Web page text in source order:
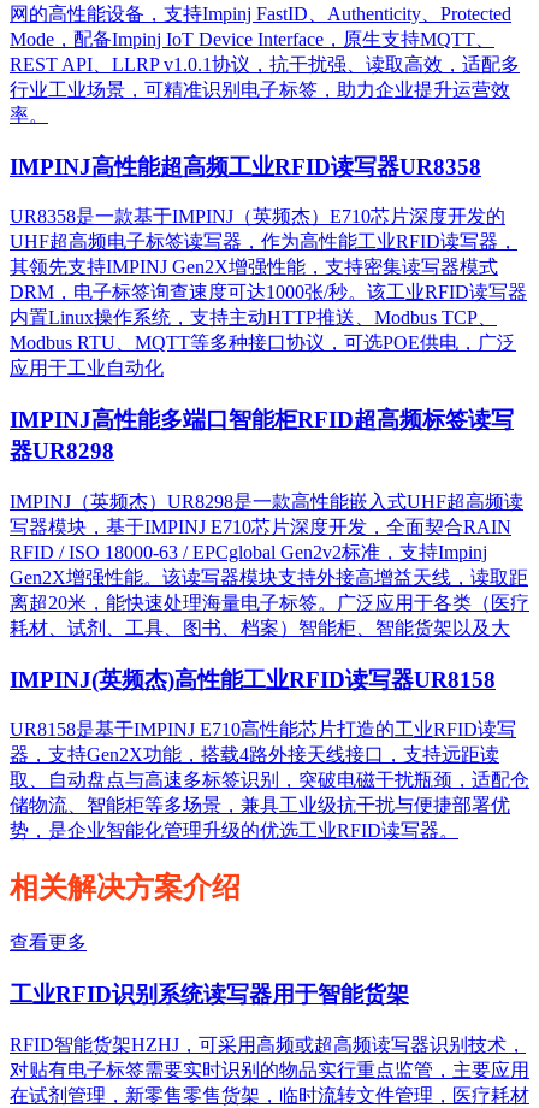
网的高性能设备，支持Impinj FastID、Authenticity、Protected
Mode，配备Impinj IoT Device Interface，原生支持MQTT、
REST API、LLRP v1.0.1协议，抗干扰强、读取高效，适配多
行业工业场景，可精准识别电子标签，助力企业提升运营效
率。
IMPINJ高性能超高频工业RFID读写器UR8358
UR8358是一款基于IMPINJ（英频杰）E710芯片深度开发的
UHF超高频电子标签读写器，作为高性能工业RFID读写器，
其领先支持IMPINJ Gen2X增强性能，支持密集读写器模式
DRM，电子标签询查速度可达1000张/秒。该工业RFID读写器
内置Linux操作系统，支持主动HTTP推送、Modbus TCP、
Modbus RTU、MQTT等多种接口协议，可选POE供电，广泛
应用于工业自动化
IMPINJ高性能多端口智能柜RFID超高频标签读写
器UR8298
IMPINJ（英频杰）UR8298是一款高性能嵌入式UHF超高频读
写器模块，基于IMPINJ E710芯片深度开发，全面契合RAIN
RFID / ISO 18000-63 / EPCglobal Gen2v2标准，支持Impinj
Gen2X增强性能。该读写器模块支持外接高增益天线，读取距
离超20米，能快速处理海量电子标签。广泛应用于各类（医疗
耗材、试剂、工具、图书、档案）智能柜、智能货架以及大
IMPINJ(英频杰)高性能工业RFID读写器UR8158
UR8158是基于IMPINJ E710高性能芯片打造的工业RFID读写
器，支持Gen2X功能，搭载4路外接天线接口，支持远距读
取、自动盘点与高速多标签识别，突破电磁干扰瓶颈，适配仓
储物流、智能柜等多场景，兼具工业级抗干扰与便捷部署优
势，是企业智能化管理升级的优选工业RFID读写器。
相关解决方案介绍
查看更多
工业RFID识别系统读写器用于智能货架
RFID智能货架HZHJ，可采用高频或超高频读写器识别技术，
对贴有电子标签需要实时识别的物品实行重点监管，主要应用
在试剂管理，新零售零售货架，临时流转文件管理，医疗耗材